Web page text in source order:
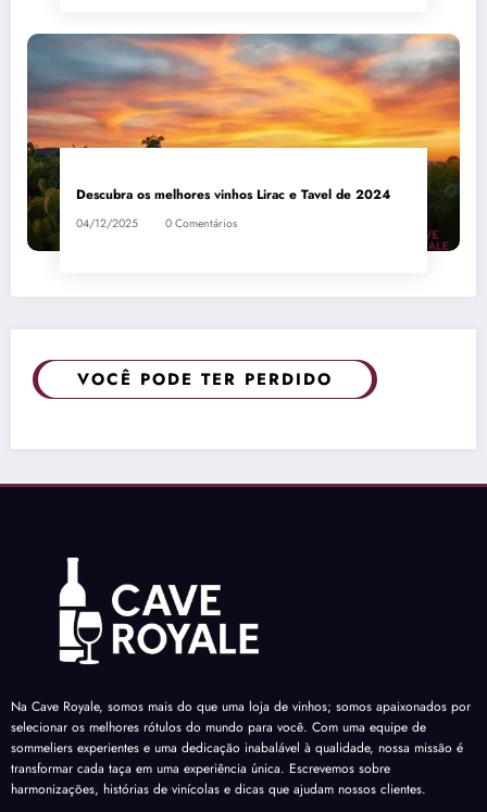
Descubra os melhores vinhos Lirac e Tavel de 2024
04/12/2025 0 Comentários
VOCÊ PODE TER PERDIDO
Na Cave Royale, somos mais do que uma loja de vinhos; somos apaixonados por
selecionar os melhores rótulos do mundo para você. Com uma equipe de
sommeliers experientes e uma dedicação inabalável à qualidade, nossa missão é
transformar cada taça em uma experiência única. Escrevemos sobre
harmonizações, histórias de vinícolas e dicas que ajudam nossos clientes.